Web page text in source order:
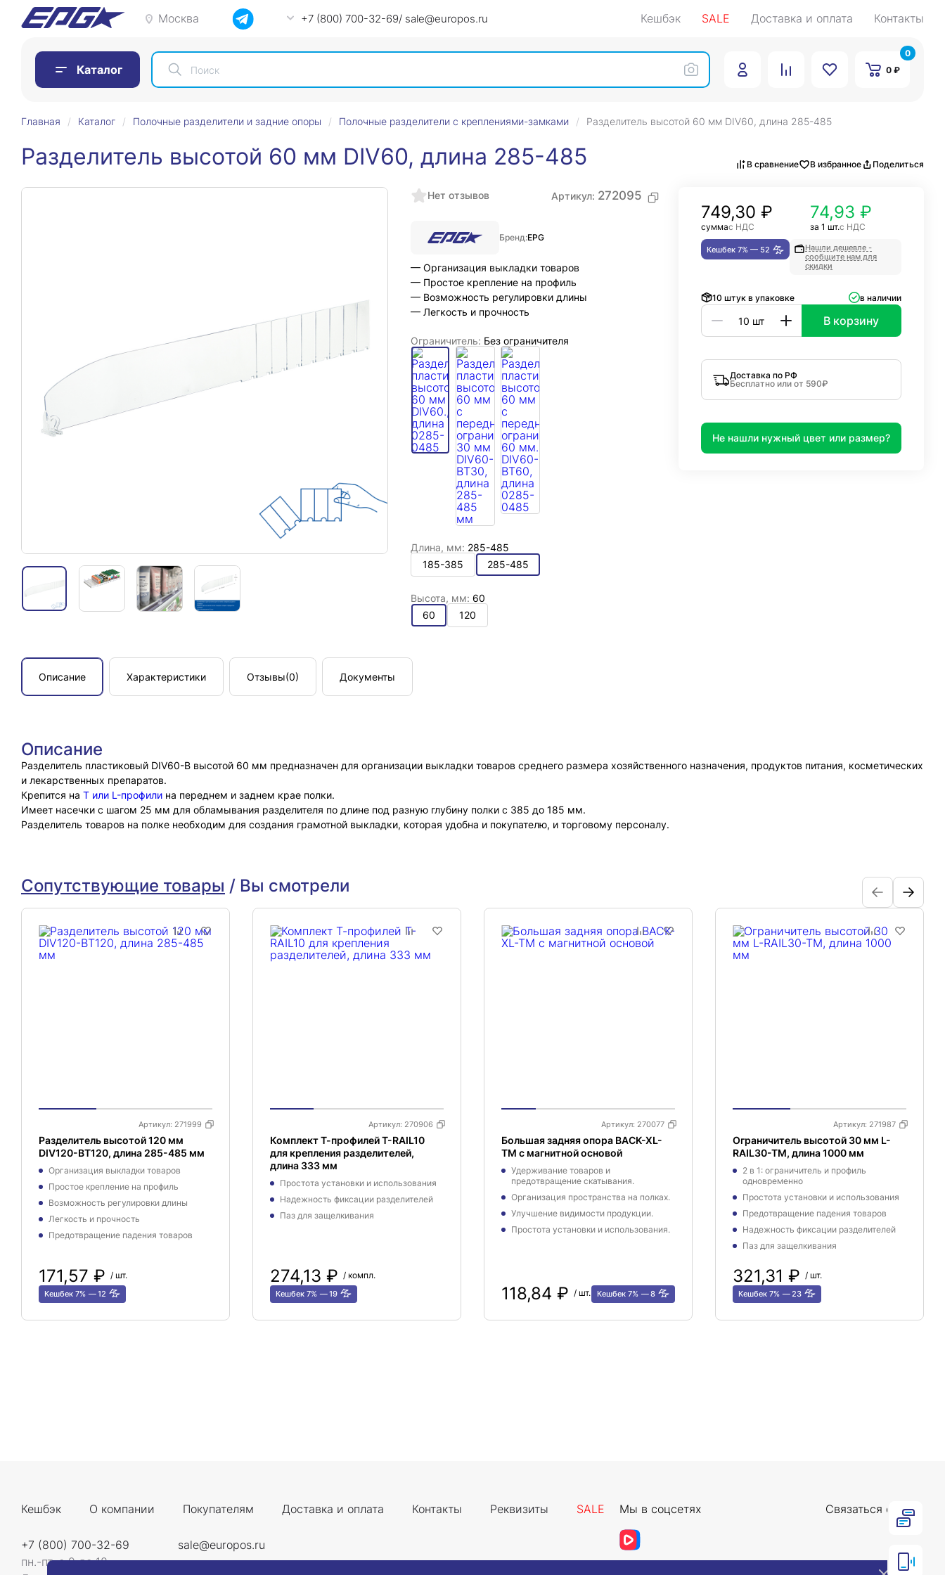
Москва +7 (800) 700-32-69/ sale@europos.ru Кешбэк SALE Доставка и оплата Контакты
Каталог 0 ₽
0
Главная Каталог Полочные разделители и задние опоры Полочные разделители с креплениями-замками Разделитель высотой 60 мм DIV60, длина 285-485
Разделитель высотой 60 мм DIV60, длина 285-485 В сравнение В избранное Поделиться
Нет отзывов Артикул: 272095
Бренд:EPG
— Организация выкладки товаров
— Простое крепление на профиль
— Возможность регулировки длины
— Легкость и прочность
Ограничитель: Без ограничителя
Длина, мм: 285-485
185-385
285-485
Высота, мм: 60
60
120
749,30 ₽
суммас НДС
74,93 ₽
за 1 шт.с НДС
Кешбек 7% — 52
Нашли дешевле -
сообщите нам для
скидки
10 штук в упаковке в наличии
В корзину
Доставка по РФ
Бесплатно или от 590₽
Не нашли нужный цвет или размер?
Описание Характеристики Отзывы(0) Документы
Описание
Разделитель пластиковый DIV60-B высотой 60 мм предназначен для организации выкладки товаров среднего размера хозяйственного назначения, продуктов питания, косметических
и лекарственных препаратов.
Крепится на Т или L-профили на переднем и заднем крае полки.
Имеет насечки с шагом 25 мм для обламывания разделителя по длине под разную глубину полки с 385 до 185 мм.
Разделитель товаров на полке необходим для создания грамотной выкладки, которая удобна и покупателю, и торговому персоналу.
Сопутствующие товары / Вы смотрели
Артикул: 271999
Разделитель высотой 120 мм
DIV120-BT120, длина 285-485 мм
Организация выкладки товаров
Простое крепление на профиль
Возможность регулировки длины
Легкость и прочность
Предотвращение падения товаров
171,57 ₽ / шт.
Кешбек 7% 12
Артикул: 270906
Комплект Т-профилей T-RAIL10
для крепления разделителей,
длина 333 мм
Простота установки и использования
Надежность фиксации разделителей
Паз для защелкивания
274,13 ₽ / компл.
Кешбек 7% 19
Артикул: 270077
Большая задняя опора BACK-XL-
TM с магнитной основой
Удерживание товаров и
предотвращение скатывания.
Организация пространства на полках.
Улучшение видимости продукции.
Простота установки и использования.
118,84 ₽ / шт. Кешбек 7% 8
Артикул: 271987
Ограничитель высотой 30 мм L-
RAIL30-TM, длина 1000 мм
2 в 1: ограничитель и профиль
одновременно
Простота установки и использования
Предотвращение падения товаров
Надежность фиксации разделителей
Паз для защелкивания
321,31 ₽ / шт.
Кешбек 7% 23
Кешбэк О компании Покупателям Доставка и оплата Контакты Реквизиты SALE
+7 (800) 700-32-69
пн.-пт. с 9 до 18
sale@europos.ru
Мы в соцсетях Связаться с нами